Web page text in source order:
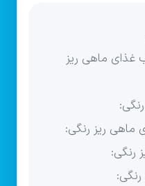
غذای ماهی ریز
ماهی ریز رنگی:
رنگی: